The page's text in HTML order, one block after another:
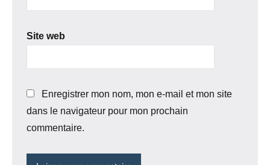
Site web
Enregistrer mon nom, mon e-mail et mon site
dans le navigateur pour mon prochain
commentaire.